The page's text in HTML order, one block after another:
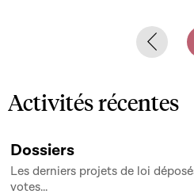
Activités récentes
Dossiers
Les derniers projets de loi
votes...